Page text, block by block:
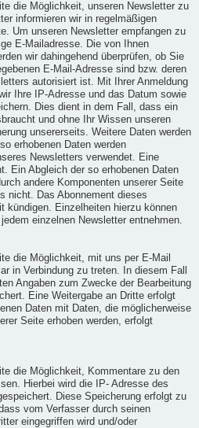
die Möglichkeit, unseren Newsletter zu
informieren wir in regelmäßigen
Um unseren Newsletter empfangen zu
E-Mailadresse. Die von Ihnen
wir dahingehend überprüfen, ob Sie
E-Mail-Adresse sind bzw. deren
autorisiert ist. Mit Ihrer Anmeldung
Ihre IP-Adresse und das Datum sowie
Dies dient in dem Fall, dass ein
und ohne Ihr Wissen unseren
unsererseits. Weitere Daten werden
erhobenen Daten werden
Newsletters verwendet. Eine
Ein Abgleich der so erhobenen Daten
andere Komponenten unserer Seite
nicht. Das Abonnement dieses
kündigen. Einzelheiten hierzu können
einzelnen Newsletter entnehmen.
die Möglichkeit, mit uns per E-Mail
in Verbindung zu treten. In diesem Fall
Angaben zum Zwecke der Bearbeitung
Eine Weitergabe an Dritte erfolgt
Daten mit Daten, die möglicherweise
Seite erhoben werden, erfolgt
die Möglichkeit, Kommentare zu den
Hierbei wird die IP- Adresse des
Diese Speicherung erfolgt zu
vom Verfasser durch seinen
eingegriffen wird und/oder